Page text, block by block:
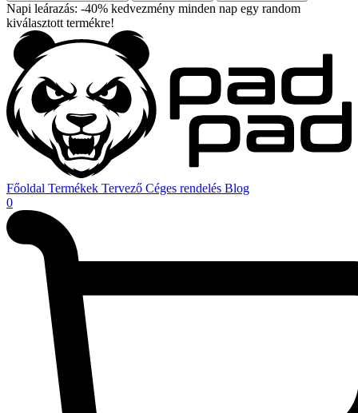
Napi leárazás: -40% kedvezmény minden nap egy random
kiválasztott termékre!
Főoldal Termékek Tervező Céges rendelés Blog
0